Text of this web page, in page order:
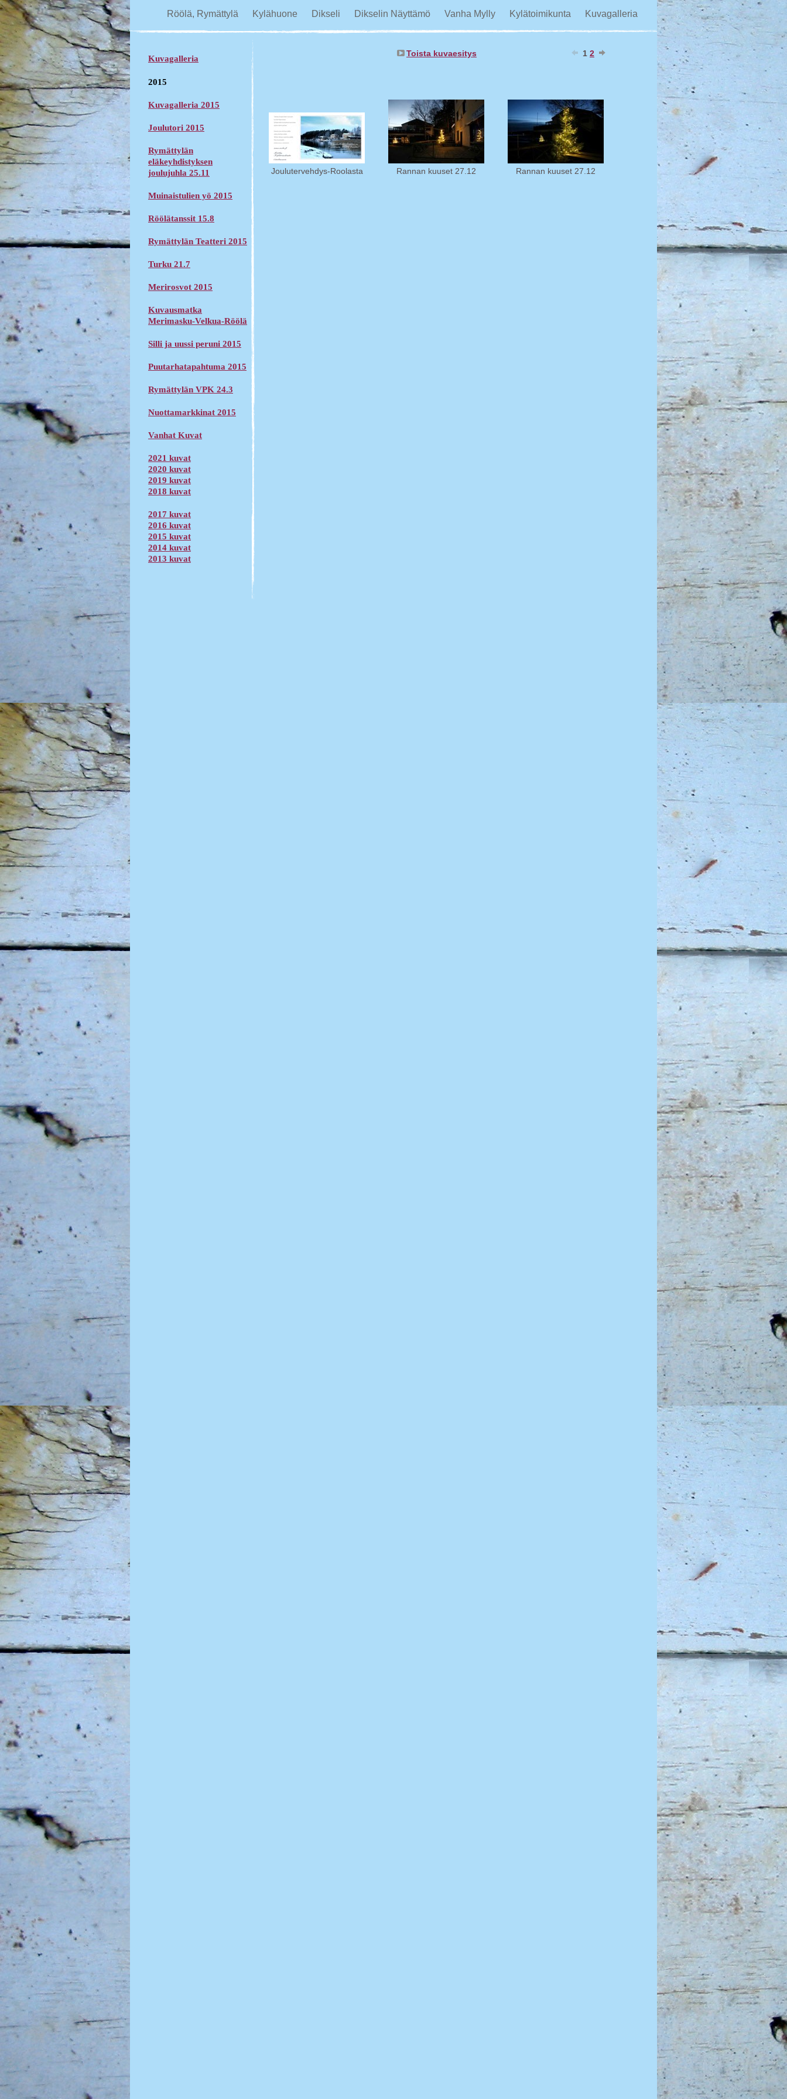
Röölä, Rymättylä Kylähuone Dikseli Dikselin Näyttämö Vanha Mylly Kylätoimikunta Kuvagalleria
Joulutervehdys-Roolasta Rannan kuuset 27.12 Rannan kuuset 27.12
1 2
Toista kuvaesitys
Kuvagalleria
2015
Kuvagalleria 2015
Joulutori 2015
Rymättylän
eläkeyhdistyksen
joulujuhla 25.11
Muinaistulien yö 2015
Röölätanssit 15.8
Rymättylän Teatteri 2015
Turku 21.7
Merirosvot 2015
Kuvausmatka
Merimasku-Velkua-Röölä
Silli ja uussi peruni 2015
Puutarhatapahtuma 2015
Rymättylän VPK 24.3
Nuottamarkkinat 2015
Vanhat Kuvat
2021 kuvat
2020 kuvat
2019 kuvat
2018 kuvat
2017 kuvat
2016 kuvat
2015 kuvat
2014 kuvat
2013 kuvat